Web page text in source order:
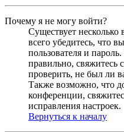
Почему я не могу войти?
Существует
всего убедитесь, что
пользователя и
правильно, свяжитесь
проверить, не был ли
Также возможно, что
конференции,
исправления настроек.
Вернуться к началу